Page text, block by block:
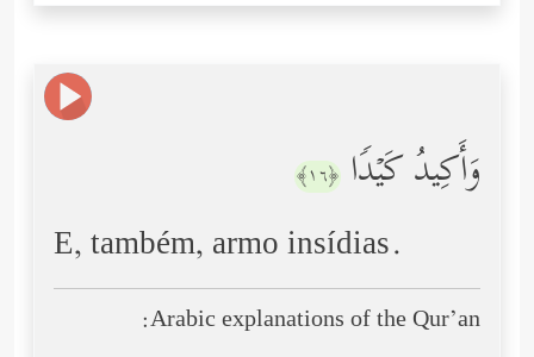
وَأَكِیدُ كَیۡدࣰا ﴿١٦﴾
E, também, armo insídias.
Arabic explanations of the Qur’an: